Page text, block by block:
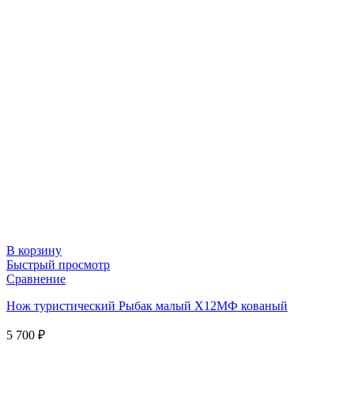
В корзину
Быстрый просмотр
Сравнение
Нож туристический Рыбак малый Х12МФ кованый
5 700 ₽